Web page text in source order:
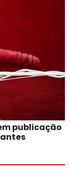
publicação